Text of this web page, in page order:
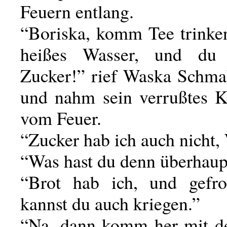
Feuern entlang.
“Boriska, komm Tee
heißes Wasser, und
Zucker!” rief Waska
und nahm sein verrußtes
vom Feuer.
“Zucker hab ich auch nicht,
“Was hast du denn
“Brot hab ich, und
kannst du auch kriegen.”